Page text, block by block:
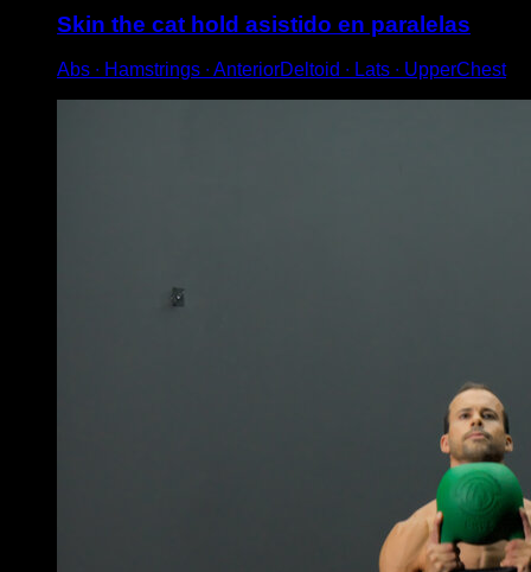
Skin the cat hold asistido en paralelas
Abs ∙ Hamstrings ∙ AnteriorDeltoid ∙ Lats ∙ UpperChest